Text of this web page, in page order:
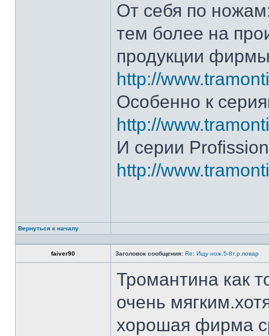
От себя по
тем более на
продукции
http://
Особенно к
http://
И серии
http://
Вернуться к началу
faiver90 Заголовок сообщения: Re: Ищу нож.5-8т.р.повар
Тромантина как
очень
хорошая фирма